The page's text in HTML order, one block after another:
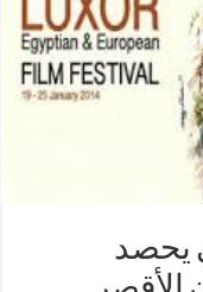
يحصد